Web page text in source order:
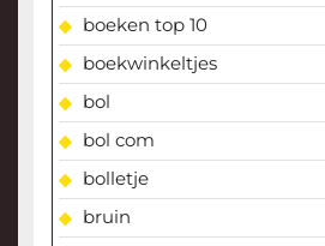
boeken top 10
boekwinkeltjes
bol
bol com
bolletje
bruin